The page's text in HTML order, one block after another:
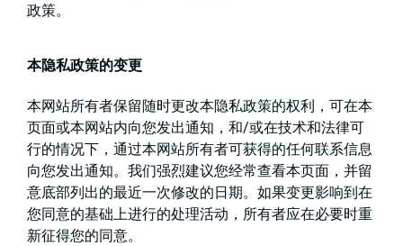
政策。
本隐私政策的变更
本网站所有者保留随时更改本隐私政策的权利，可在本
页面或本网站内向您发出通知，和/或在技术和法律可
行的情况下，通过本网站所有者可获得的任何联系信息
向您发出通知。我们强烈建议您经常查看本页面，并留
意底部列出的最近一次修改的日期。如果变更影响到在
您同意的基础上进行的处理活动，所有者应在必要时重
新征得您的同意。